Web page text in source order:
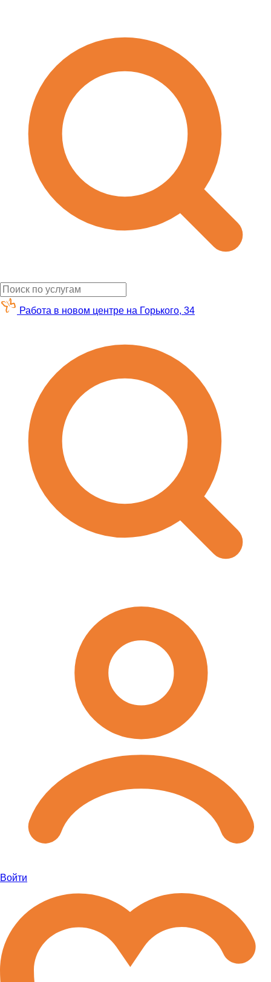
Работа в новом центре на Горького, 34
Войти